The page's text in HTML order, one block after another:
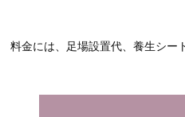
料金には、足場設置代、養生シー